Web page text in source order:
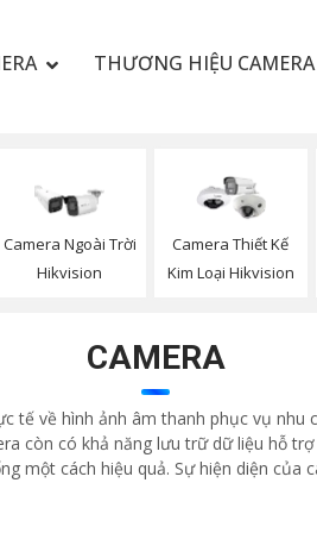
THƯƠNG HIỆU CAMERA
Camera Ngoài Trời
Hikvision
Camera Thiết Kế
Kim Loại Hikvision
CAMERA
về hình ảnh âm thanh phục vụ
còn có khả năng lưu trữ dữ liệu hỗ
một cách hiệu quả. Sự hiện diện